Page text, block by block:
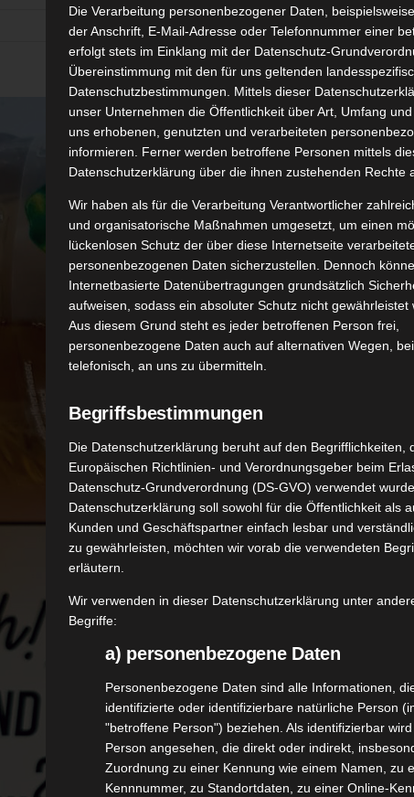
Die Verarbeitung personenbezogener Daten,
der Anschrift, E-Mail-Adresse oder Telefonnummer einer
erfolgt stets im Einklang mit der Datenschutz-
Übereinstimmung mit den für uns geltenden
Datenschutzbestimmungen. Mittels dieser
unser Unternehmen die Öffentlichkeit über Art, Umfang
uns erhobenen, genutzten und verarbeiteten
informieren. Ferner werden betroffene Personen mittels
Datenschutzerklärung über die ihnen zustehenden Rechte
Wir haben als für die Verarbeitung Verantwortlicher
und organisatorische Maßnahmen umgesetzt, um einen
lückenlosen Schutz der über diese Internetseite
personenbezogenen Daten sicherzustellen. Dennoch
Internetbasierte Datenübertragungen grundsätzlich
aufweisen, sodass ein absoluter Schutz nicht gewährleistet
Aus diesem Grund steht es jeder betroffenen Person frei,
personenbezogene Daten auch auf alternativen Wegen,
telefonisch, an uns zu übermitteln.
Begriffsbestimmungen
Die Datenschutzerklärung beruht auf den Begrifflichkeiten,
Europäischen Richtlinien- und Verordnungsgeber beim
Datenschutz-Grundverordnung (DS-GVO) verwendet
Datenschutzerklärung soll sowohl für die Öffentlichkeit als
Kunden und Geschäftspartner einfach lesbar und
zu gewährleisten, möchten wir vorab die verwendeten
erläutern.
Wir verwenden in dieser Datenschutzerklärung unter
Begriffe:
a) personenbezogene Daten
Personenbezogene Daten sind alle Informationen,
identifizierte oder identifizierbare natürliche Person
"betroffene Person") beziehen. Als identifizierbar
Person angesehen, die direkt oder indirekt,
Zuordnung zu einer Kennung wie einem Namen, zu
Kennnummer, zu Standortdaten, zu einer Online-